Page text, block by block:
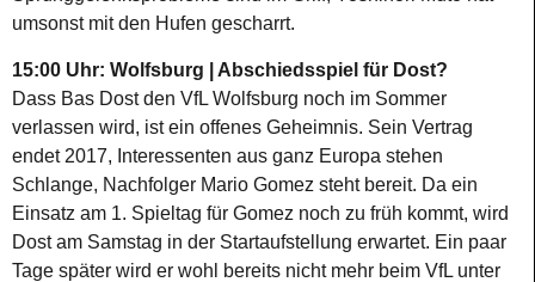
umsonst mit den Hufen gescharrt.
15:00 Uhr: Wolfsburg | Abschiedsspiel für Dost?
Dass Bas Dost den VfL Wolfsburg noch im Sommer
verlassen wird, ist ein offenes Geheimnis. Sein Vertrag
endet 2017, Interessenten aus ganz Europa stehen
Schlange, Nachfolger Mario Gomez steht bereit. Da ein
Einsatz am 1. Spieltag für Gomez noch zu früh kommt, wird
Dost am Samstag in der Startaufstellung erwartet. Ein paar
Tage später wird er wohl bereits nicht mehr beim VfL unter